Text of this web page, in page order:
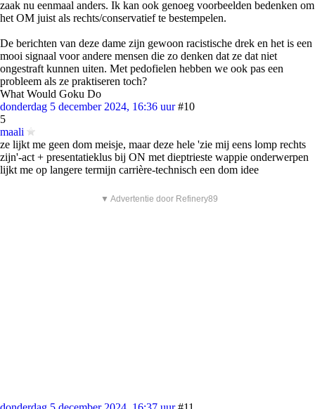
zaak nu eenmaal anders. Ik kan ook genoeg voorbeelden bedenken om
het OM juist als rechts/conservatief te bestempelen.
De berichten van deze dame zijn gewoon racistische drek en het is een
mooi signaal voor andere mensen die zo denken dat ze dat niet
ongestraft kunnen uiten. Met pedofielen hebben we ook pas een
probleem als ze praktiseren toch?
What Would Goku Do
donderdag 5 december 2024, 16:36 uur #10
5
maali
ze lijkt me geen dom meisje, maar deze hele 'zie mij eens lomp rechts
zijn'-act + presentatieklus bij ON met dieptrieste wappie onderwerpen
lijkt me op langere termijn carrière-technisch een dom idee
▼ Advertentie door Refinery89